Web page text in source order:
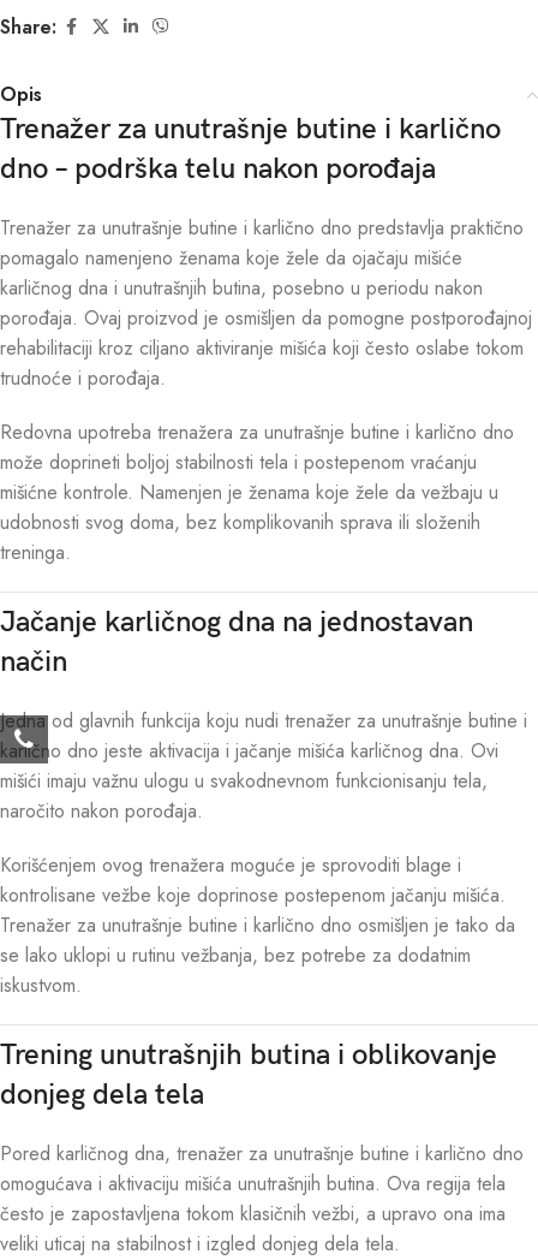
Share:
Opis
Trenažer za unutrašnje butine i karlično
dno – podrška telu nakon porođaja
Trenažer za unutrašnje butine i karlično dno predstavlja praktično
pomagalo namenjeno ženama koje žele da ojačaju mišiće
karličnog dna i unutrašnjih butina, posebno u periodu nakon
porođaja. Ovaj proizvod je osmišljen da pomogne postporođajnoj
rehabilitaciji kroz ciljano aktiviranje mišića koji često oslabe tokom
trudnoće i porođaja.
Redovna upotreba trenažera za unutrašnje butine i karlično dno
može doprineti boljoj stabilnosti tela i postepenom vraćanju
mišićne kontrole. Namenjen je ženama koje žele da vežbaju u
udobnosti svog doma, bez komplikovanih sprava ili složenih
treninga.
Jačanje karličnog dna na jednostavan
način
Jedna od glavnih funkcija koju nudi trenažer za unutrašnje butine i
karlično dno jeste aktivacija i jačanje mišića karličnog dna. Ovi
mišići imaju važnu ulogu u svakodnevnom funkcionisanju tela,
naročito nakon porođaja.
Korišćenjem ovog trenažera moguće je sprovoditi blage i
kontrolisane vežbe koje doprinose postepenom jačanju mišića.
Trenažer za unutrašnje butine i karlično dno osmišljen je tako da
se lako uklopi u rutinu vežbanja, bez potrebe za dodatnim
iskustvom.
Trening unutrašnjih butina i oblikovanje
donjeg dela tela
Pored karličnog dna, trenažer za unutrašnje butine i karlično dno
omogućava i aktivaciju mišića unutrašnjih butina. Ova regija tela
često je zapostavljena tokom klasičnih vežbi, a upravo ona ima
veliki uticaj na stabilnost i izgled donjeg dela tela.